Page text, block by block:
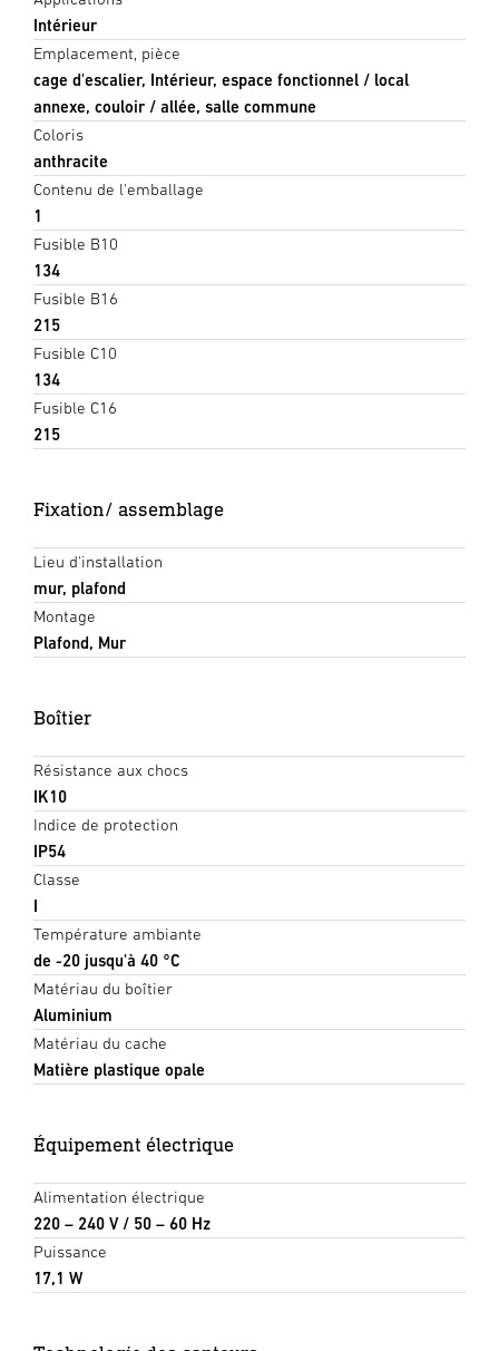
Intérieur
Emplacement, pièce
cage d'escalier, Intérieur, espace fonctionnel / local
annexe, couloir / allée, salle commune
Coloris
anthracite
Contenu de l'emballage
1
Fusible B10
134
Fusible B16
215
Fusible C10
134
Fusible C16
215
Fixation/ assemblage
Lieu d'installation
mur, plafond
Montage
Plafond, Mur
Boîtier
Résistance aux chocs
IK10
Indice de protection
IP54
Classe
Température ambiante
de -20 jusqu'à 40 °C
Matériau du boîtier
Aluminium
Matériau du cache
Matière plastique opale
Équipement électrique
Alimentation électrique
220 – 240 V / 50 – 60 Hz
Puissance
17,1 W